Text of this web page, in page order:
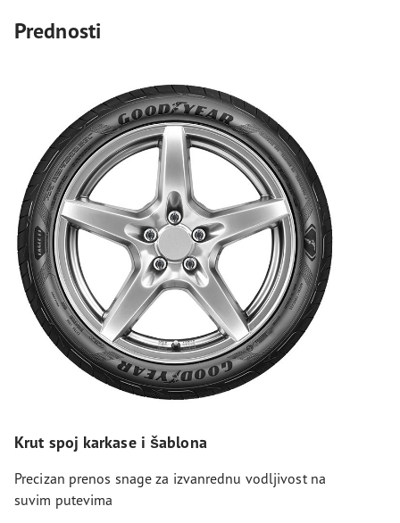
Prednosti
Krut spoj karkase i šablona
Precizan prenos snage za izvanrednu vodljivost na
suvim putevima